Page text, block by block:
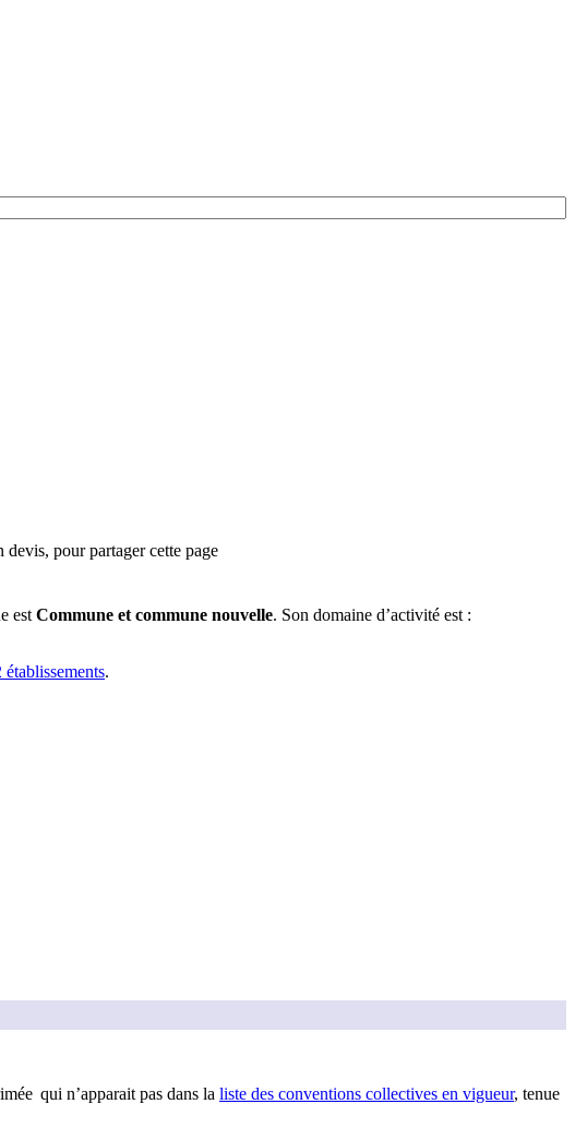
pour partager cette page
est Commune et commune nouvelle. Son domaine d’activité est :
établissements.
qui n’apparait pas dans la liste des conventions collectives en vigueur, tenue